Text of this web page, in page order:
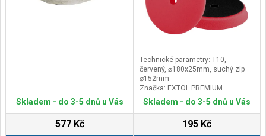
Skladem - do 3-5 dnů u Vás
577 Kč
Technické parametry: T10,
červený, ⌀180x25mm, suchý zip
⌀152mm
Značka: EXTOL PREMIUM
Doplňující parametr: otvor ⌀ 22mm
Skladem - do 3-5 dnů u Vás
195 Kč